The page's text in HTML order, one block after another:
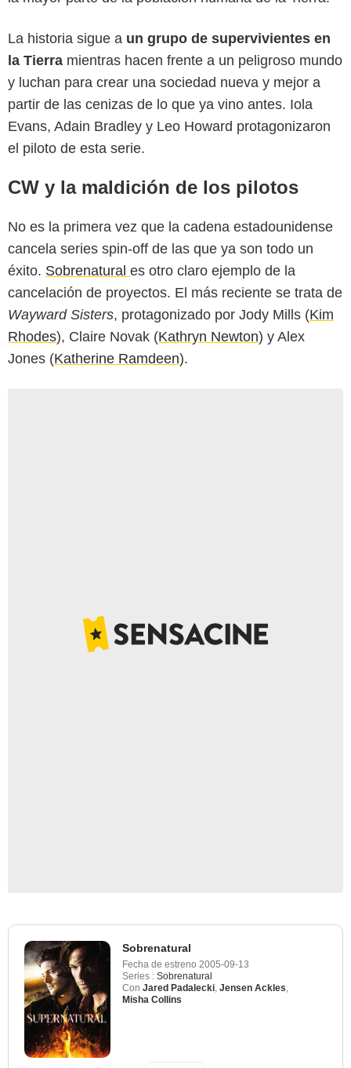
La historia sigue a un grupo de supervivientes en
la Tierra mientras hacen frente a un peligroso mundo
y luchan para crear una sociedad nueva y mejor a
partir de las cenizas de lo que ya vino antes. Iola
Evans, Adain Bradley y Leo Howard protagonizaron
el piloto de esta serie.
CW y la maldición de los pilotos
No es la primera vez que la cadena estadounidense
cancela series spin-off de las que ya son todo un
éxito. Sobrenatural es otro claro ejemplo de la
cancelación de proyectos. El más reciente se trata de
Wayward Sisters, protagonizado por Jody Mills (Kim
Rhodes), Claire Novak (Kathryn Newton) y Alex
Jones (Katherine Ramdeen).
Sobrenatural
Fecha de estreno 2005-09-13
Series : Sobrenatural
Con Jared Padalecki Jensen Ackles
Misha Collins